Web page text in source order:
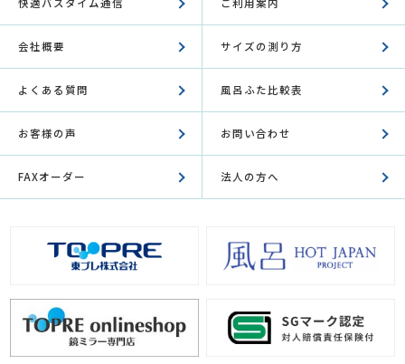
会社概要 サイズの測り方
よくある質問 風呂ふた比較表
お客様の声 お問い合わせ
FAXオーダー 法人の方へ